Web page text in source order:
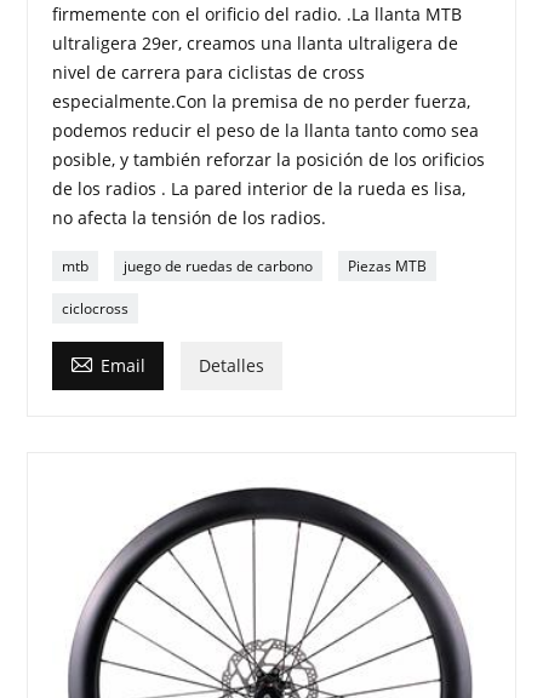
firmemente con el orificio del radio. .La llanta MTB
ultraligera 29er, creamos una llanta ultraligera de
nivel de carrera para ciclistas de cross
especialmente.Con la premisa de no perder fuerza,
podemos reducir el peso de la llanta tanto como sea
posible, y también reforzar la posición de los orificios
de los radios . La pared interior de la rueda es lisa,
no afecta la tensión de los radios.
mtb juego de ruedas de carbono Piezas MTB
ciclocross
 Email Detalles